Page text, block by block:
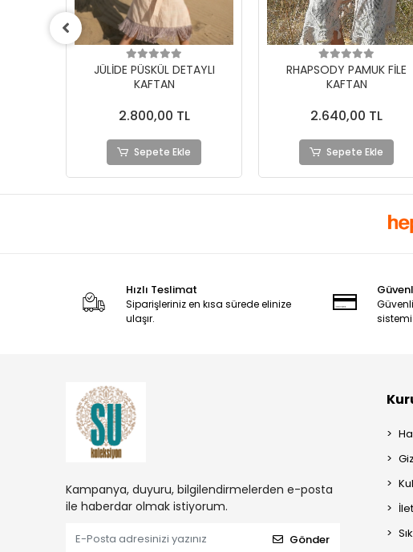
RHAPSODY PAMUK FİLE
KAFTAN
2.640,00 TL
Sepete Ekle
AKANA PAMUK ŞİLE BEZİ
DANTELLİ BOHO KAFTAN
2.780,00 TL
Sepete Ekle
Hızlı Teslimat
Siparişleriniz en kısa sürede elinize
ulaşır.
sistemi
Kampanya, duyuru, bilgilendirmelerden e-posta
ile haberdar olmak istiyorum.
Gönder